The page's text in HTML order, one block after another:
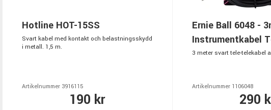
Hotline HOT-15SS
Svart kabel med kontakt och belastningsskydd
i metall. 1,5 m.
Artikelnummer 3916115
190 kr
Ernie Ball 6048 -
Instrumentkabel
3 meter svart tele-telekabel
Artikelnummer 1106048
290